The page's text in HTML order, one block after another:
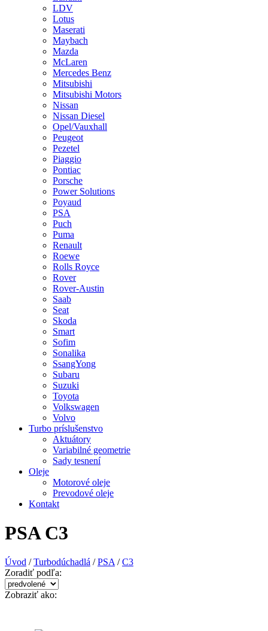
LDV
Lotus
Maserati
Maybach
Mazda
McLaren
Mercedes Benz
Mitsubishi
Mitsubishi Motors
Nissan
Nissan Diesel
Opel/Vauxhall
Peugeot
Pezetel
Piaggio
Pontiac
Porsche
Power Solutions
Poyaud
PSA
Puch
Puma
Renault
Roewe
Rolls Royce
Rover
Rover-Austin
Saab
Seat
Skoda
Smart
Sofim
Sonalika
SsangYong
Subaru
Suzuki
Toyota
Volkswagen
Volvo
Turbo príslušenstvo
Aktuátory
Variabilné geometrie
Sady tesnení
Oleje
Motorové oleje
Prevodové oleje
Kontakt
PSA C3
Úvod / Turbodúchadlá / PSA / C3
Zoradiť podľa:
Zobraziť ako: